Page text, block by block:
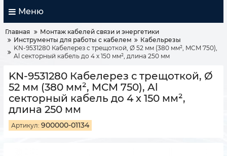
Меню
Главная
Монтаж кабелей связи и энергетики
Инструменты для работы с кабелем
Кабельрезы
KN-9531280 Кабелерез с трещоткой, Ø 52 мм (380 мм², MCM 750),
Al секторный кабель до 4 х 150 мм², длина 250 мм
KN-9531280 Кабелерез с трещоткой, Ø
52 мм (380 мм², MCM 750), Al
секторный кабель до 4 х 150 мм²,
длина 250 мм
Артикул: 900000-01134